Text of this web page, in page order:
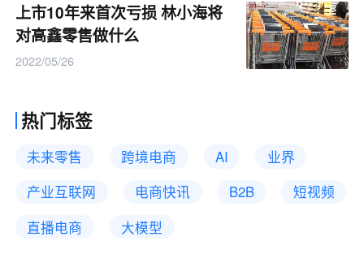
上市10年来首次亏损 林小海将
对高鑫零售做什么
2022/05/26
热门标签
未来零售 跨境电商 AI
业界
产业互联网
电商快讯 B2B
短视频
直播电商
大模型